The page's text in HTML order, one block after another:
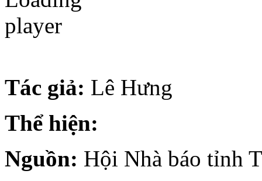
Tác giả: Lê Hưng
Thể hiện:
Nguồn: Hội Nhà báo tỉnh